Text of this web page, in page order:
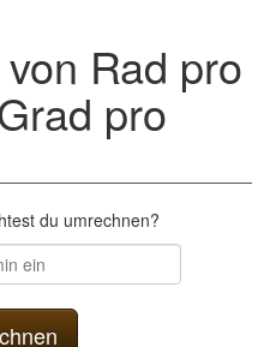
Rad pro
pro
du umrechnen?